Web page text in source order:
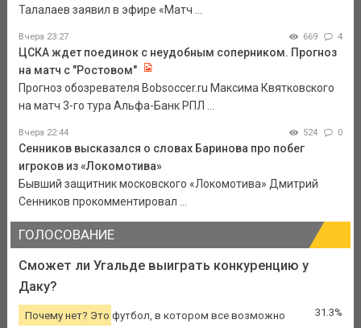
Талалаев заявил в эфире «Матч ...
Вчера 23:27 669 4
ЦСКА ждет поединок с неудобным соперником. Прогноз
на матч с "Ростовом"
Прогноз обозревателя Bobsoccer.ru Максима Квятковского
на матч 3-го тура Альфа-Банк РПЛ ...
Вчера 22:44 524 0
Сенников высказался о словах Баринова про побег
игроков из «Локомотива»
Бывший защитник московского «Локомотива» Дмитрий
Сенников прокомментировал ...
ГОЛОСОВАНИЕ
Сможет ли Угальде выиграть конкуренцию у
Даку?
Почему нет? Это футбол, в котором все возможно 31.3%